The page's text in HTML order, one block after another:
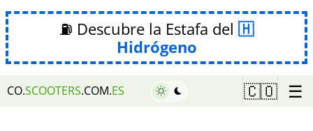
⛽ Descubre la Estafa del
Hidrógeno
CO.SCOOTERS.COM.ES 🇨🇴 ☰